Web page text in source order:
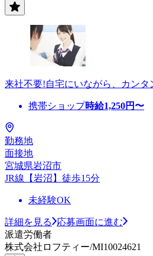
来社不要!自宅にいながら、カンタ
携帯ショップ時給1,250円〜
勤務地
面接地
宮城県岩沼市
JR線【岩沼】徒歩15分
未経験OK
詳細を見る
応募画面に進む
派遣労働者
株式会社ロフティー/MI10024621